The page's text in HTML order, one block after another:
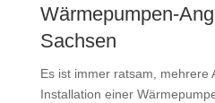
Wärmepumpen-
Sachsen
Es ist immer ratsam, mehrere
Installation einer